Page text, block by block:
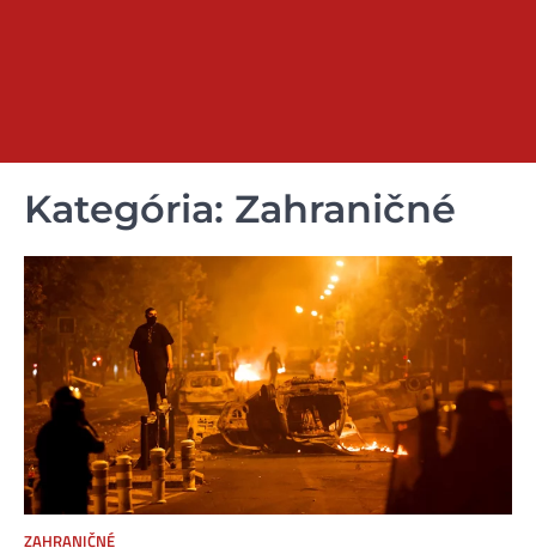
Kategória: Zahraničné
ZAHRANIČNÉ